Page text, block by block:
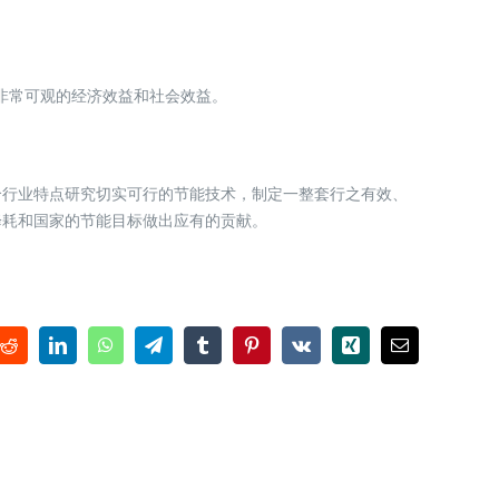
可观的经济效益和社会效益。
业特点研究切实可行的节能技术，制定一整套行之有效、
和国家的节能目标做出应有的贡献。
RedditLinkedInWhatsAppTelegramTumblrPinterest
Vk Xing
电
邮